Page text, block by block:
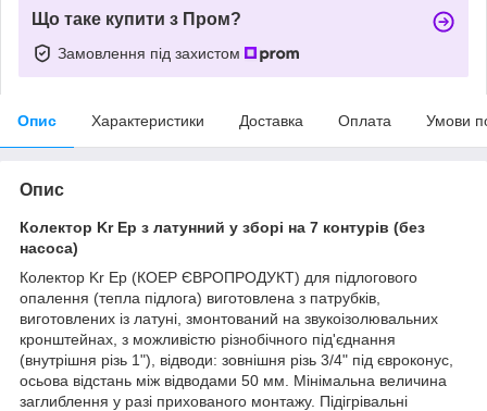
Що таке купити з Пром?
Замовлення під захистом
Опис Характеристики Доставка Оплата Умови
Опис
Колектор Kr Ep з латунний у зборі на 7 контурів (без
насоса)
Колектор Kr Ep (КОЕР ЄВРОПРОДУКТ) для підлогового
опалення (тепла підлога) виготовлена з патрубків,
виготовлених із латуні, змонтований на звукоізолювальних
кронштейнах, з можливістю різнобічного під'єднання
(внутрішня різь 1"), відводи: зовнішня різь 3/4" під євроконус,
осьова відстань між відводами 50 мм. Мінімальна величина
заглиблення у разі прихованого монтажу. Підігрівальні